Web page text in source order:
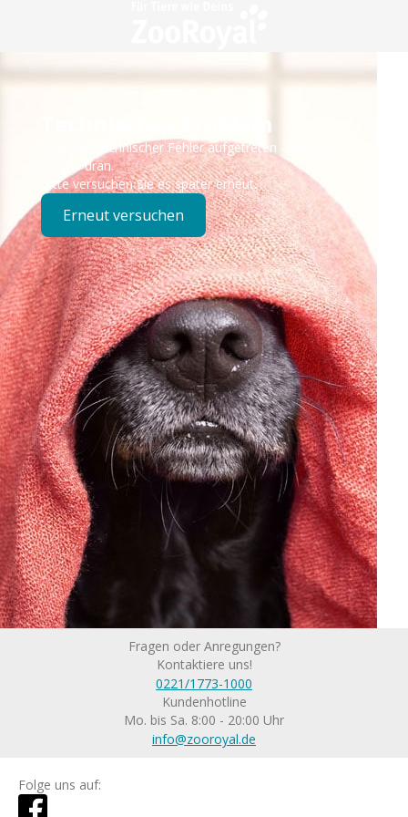
Technisches Problem
Es ist ein technischer Fehler aufgetreten – wir sind
bereits dran.
Bitte versuchen Sie es später erneut.
Erneut versuchen
Fragen oder Anregungen?
Kontaktiere uns!
0221/1773-1000
Kundenhotline
Mo. bis Sa. 8:00 - 20:00 Uhr
info@zooroyal.de
Folge uns auf: